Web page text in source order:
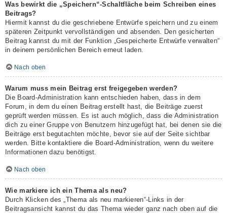
Was bewirkt die „Speichern“-Schaltfläche beim Schreiben eines
Beitrags?
Hiermit kannst du die geschriebene Entwürfe speichern und zu einem
späteren Zeitpunkt vervollständigen und absenden. Den gesicherten
Beitrag kannst du mit der Funktion „Gespeicherte Entwürfe verwalten“
in deinem persönlichen Bereich erneut laden.
Nach oben
Warum muss mein Beitrag erst freigegeben werden?
Die Board-Administration kann entschieden haben, dass in dem
Forum, in dem du einen Beitrag erstellt hast, die Beiträge zuerst
geprüft werden müssen. Es ist auch möglich, dass die Administration
dich zu einer Gruppe von Benutzern hinzugefügt hat, bei denen sie die
Beiträge erst begutachten möchte, bevor sie auf der Seite sichtbar
werden. Bitte kontaktiere die Board-Administration, wenn du weitere
Informationen dazu benötigst.
Nach oben
Wie markiere ich ein Thema als neu?
Durch Klicken des „Thema als neu markieren“-Links in der
Beitragsansicht kannst du das Thema wieder ganz nach oben auf die